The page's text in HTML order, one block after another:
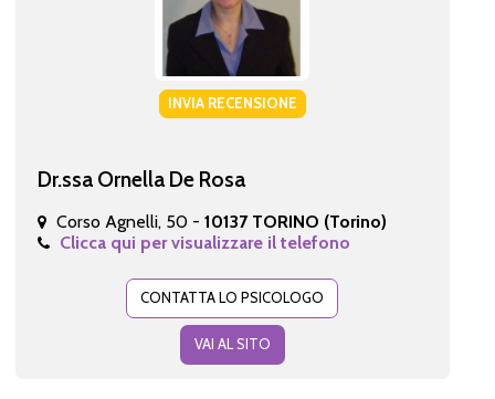
INVIA RECENSIONE
Dr.ssa Ornella De Rosa
Corso Agnelli, 50 - 10137 TORINO (Torino)
Clicca qui per visualizzare il telefono
CONTATTA LO PSICOLOGO
VAI AL SITO